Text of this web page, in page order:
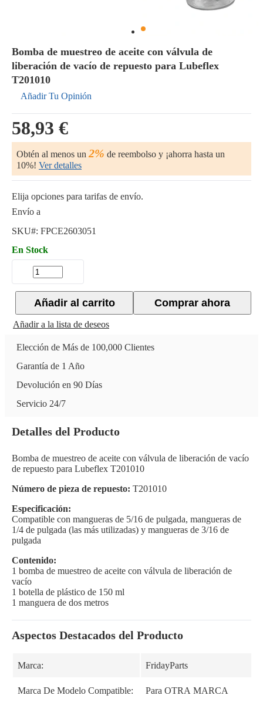
Bomba de muestreo de aceite con válvula de
liberación de vacío de repuesto para Lubeflex
T201010
Añadir Tu Opinión
58,93 €
Obtén al menos un 2% de reembolso y ¡ahorra hasta un
10%! Ver detalles
Elija opciones para tarifas de envío.
Envío a
SKU#: FPCE2603051
En Stock
Comprar ahora
Añadir al carrito
Añadir a la lista de deseos
Elección de Más de 100,000 Clientes
Garantía de 1 Año
Devolución en 90 Días
Servicio 24/7
Detalles del Producto
Bomba de muestreo de aceite con válvula de liberación de vacío
de repuesto para Lubeflex T201010
Número de pieza de repuesto: T201010
Especificación:
Compatible con mangueras de 5/16 de pulgada, mangueras de
1/4 de pulgada (las más utilizadas) y mangueras de 3/16 de
pulgada
Contenido:
1 bomba de muestreo de aceite con válvula de liberación de
vacío
1 botella de plástico de 150 ml
1 manguera de dos metros
Aspectos Destacados del Producto
Marca: FridayParts
Marca De Modelo Compatible: Para OTRA MARCA